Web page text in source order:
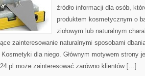
źródło informacji dla osób,
produktem kosmetycznym o
ziołowym lub naturalnym
zainteresowanie naturalnymi sposobami
dla niego. Głównym motywem strony
może zainteresować zarówno klientów […]